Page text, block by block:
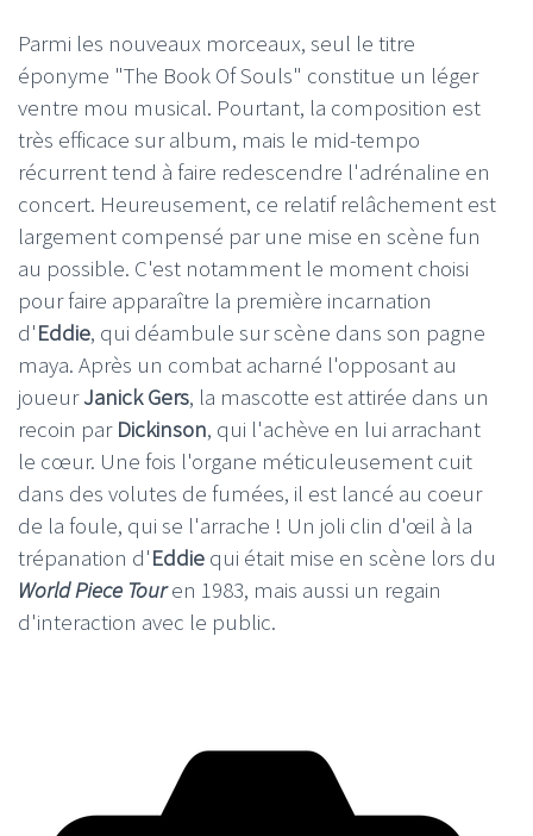
Parmi les nouveaux morceaux, seul le titre
éponyme "The Book Of Souls" constitue un léger
ventre mou musical. Pourtant, la composition est
très efficace sur album, mais le mid-tempo
récurrent tend à faire redescendre l'adrénaline en
concert. Heureusement, ce relatif relâchement est
largement compensé par une mise en scène fun
au possible. C'est notamment le moment choisi
pour faire apparaître la première incarnation
d'Eddie, qui déambule sur scène dans son pagne
maya. Après un combat acharné l'opposant au
joueurJanick Gers, la mascotte est attirée dans un
recoin par Dickinson, qui l'achève en lui arrachant
le cœur. Une fois l'organe méticuleusement cuit
dans des volutes de fumées, il est lancé au coeur
de la foule, qui se l'arrache ! Un joli clin d'œil à la
trépanation d'Eddie qui était mise en scène lors du
World Piece Touren 1983, mais aussi un regain
d'interaction avec le public.